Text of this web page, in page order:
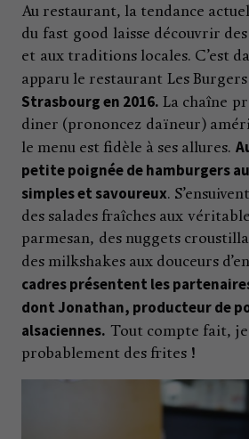
Au restaurant, la tendance
du fast good laisse découvrir
et aux traditions locales. C’est
apparu le restaurant Les Burgers
Strasbourg en 2016. La chaîne
diner (prononcez daïneur)
le menu est fidèle à ses allures.
petite poignée de hamburgers
simples et savoureux.
des salades fraîches aux
parmesan, des nuggets
des milkshakes aux douceurs
cadres présentent les
dont Jonathan, producteur de
alsaciennes. Tout compte fait,
probablement des frites !